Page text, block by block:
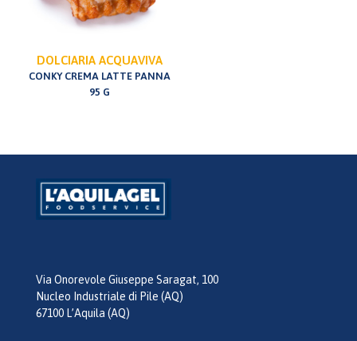
DOLCIARIA ACQUAVIVA
CONKY CREMA LATTE PANNA
95 G
Via Onorevole Giuseppe Saragat, 100
Nucleo Industriale di Pile (AQ)
67100 L’Aquila (AQ)